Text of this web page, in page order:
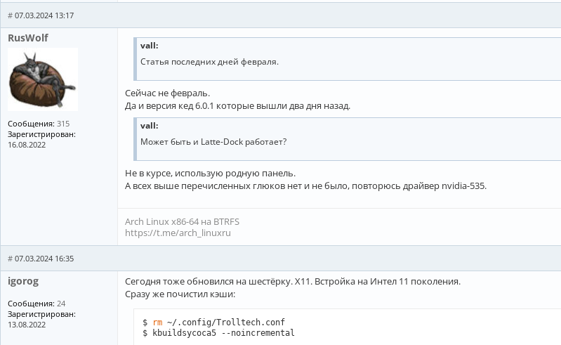
RusWolf
Сообщения: 315
Зарегистрирован:
16.08.2022
# 07.03.2024 13:17
vall:
Статья последних дней февраля.
Сейчас не февраль.
Да и версия кед 6.0.1 которые вышли два дня назад.
vall:
Может быть и Latte-Dock работает?
Не в курсе, использую родную панель.
А всех выше перечисленных глюков нет и не было, повторюсь драйвер nvidia-535.
Arch Linux x86-64 на BTRFS
https://t.me/arch_linuxru
igorog
Сообщения: 24
Зарегистрирован:
13.08.2022
# 07.03.2024 16:35
Сегодня тоже обновился на шестёрку. Х11. Встройка на Интел 11 поколения.
Сразу же почистил кэши:
$ rm ~/.config/Trolltech.conf
$ kbuildsycoca5 --noincremental